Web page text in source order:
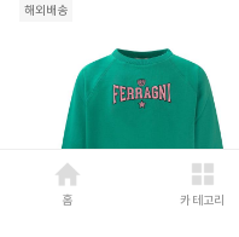
해외배송
홈 카테고리